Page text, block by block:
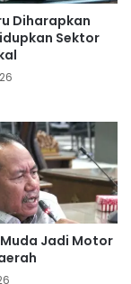
Diharapkan
Sektor
Jadi Motor